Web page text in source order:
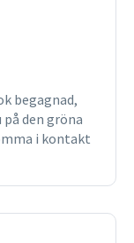
går till. Här ges
färdigheter
genom en
coachingsamtal.
praktisk och
av den
men teorier,
begagnad,
den gröna
i kontakt